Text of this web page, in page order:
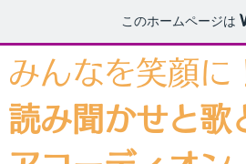
このホームページは
みんなを笑顔に
読み聞かせと歌